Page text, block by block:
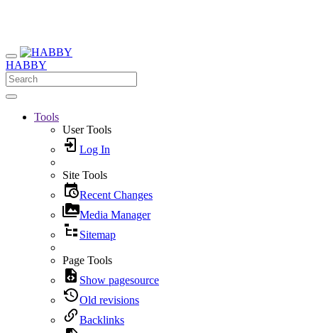
HABBY
Tools
User Tools
Log In
Site Tools
Recent Changes
Media Manager
Sitemap
Page Tools
Show pagesource
Old revisions
Backlinks